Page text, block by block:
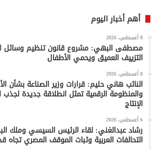
أهم أخبار اليوم
8 أغسطس، 2026
مصطفى البهي: مشروع قانون تنظيم وسائل
التزييف العميق ويحمي الأطفال
8 أغسطس، 2026
النائب هاني حليم: قرارات وزير الصناعة بشأن
والمنظومة الرقمية تمثل انطلاقة جديدة لجذب
الإنتاج
6 أغسطس، 2026
رشاد عبدالغني: لقاء الرئيس السيسي وملك
التحالفات العربية وثبات الموقف المصري تجاه